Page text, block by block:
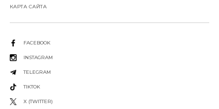
КАРТА САЙТА
FACEBOOK
INSTAGRAM
TELEGRAM
TIKTOK
X (TWITTER)